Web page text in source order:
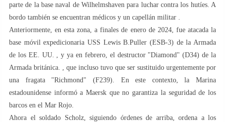
parte de la base naval de Wilhelmshaven para luchar contra los hutíes. A
bordo también se encuentran médicos y un capellán militar .
Anteriormente, en esta zona, a finales de enero de 2024, fue atacada la
base móvil expedicionaria USS Lewis B.Puller (ESB-3) de la Armada
de los EE. UU. , y ya en febrero, el destructor "Diamond" (D34) de la
Armada británica. , que incluso tuvo que ser sustituido urgentemente por
una fragata "Richmond" (F239). En este contexto, la Marina
estadounidense informó a Maersk que no garantiza la seguridad de los
barcos en el Mar Rojo.
Ahora el soldado Scholz, siguiendo órdenes de arriba, ordena a los